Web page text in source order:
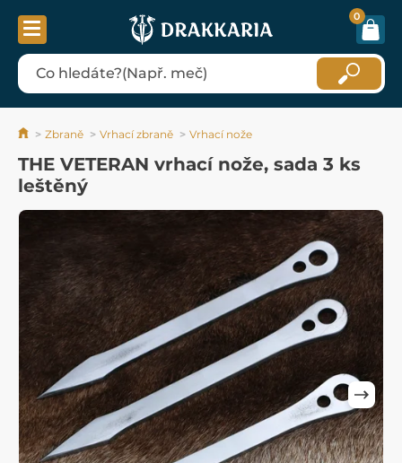
0
Zbraně Vrhací zbraně Vrhací nože
THE VETERAN vrhací nože, sada 3 ks
leštěný